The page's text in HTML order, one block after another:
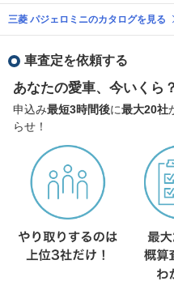
三菱 パジェロミニのカタログを見る
車査定を依頼する
あなたの愛車、今いくら？
申込み最短3時間後に最大20社
らせ！